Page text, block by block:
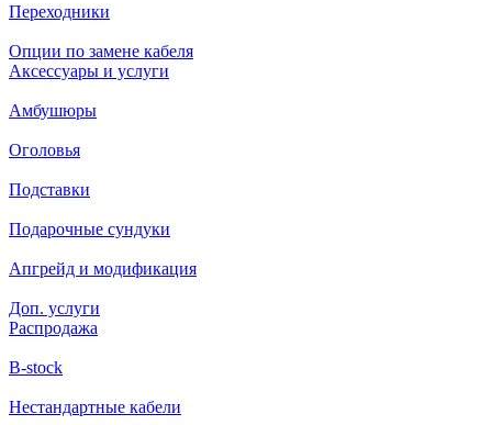
Переходники
Опции по замене кабеля
Аксессуары и услуги
Амбушюры
Оголовья
Подставки
Подарочные сундуки
Апгрейд и модификация
Доп. услуги
Распродажа
B-stock
Нестандартные кабели